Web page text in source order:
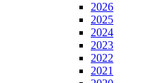
2026
2025
2024
2023
2022
2021